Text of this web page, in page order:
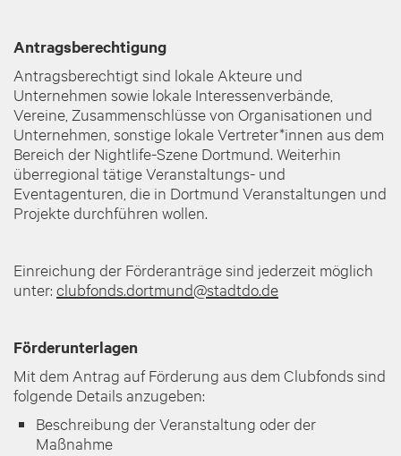
Antragsberechtigung
Antragsberechtigt sind lokale Akteure und
Unternehmen sowie lokale Interessenverbände,
Vereine, Zusammenschlüsse von Organisationen und
Unternehmen, sonstige lokale Vertreter*innen aus dem
Bereich der Nightlife-Szene Dortmund. Weiterhin
überregional tätige Veranstaltungs- und
Eventagenturen, die in Dortmund Veranstaltungen und
Projekte durchführen wollen.
Einreichung der Förderanträge sind jederzeit möglich
unter: clubfonds.dortmund@stadtdo.de
Förderunterlagen
Mit dem Antrag auf Förderung aus dem Clubfonds sind
folgende Details anzugeben:
Beschreibung der Veranstaltung oder der
Maßnahme